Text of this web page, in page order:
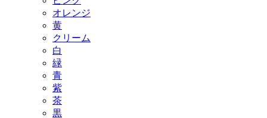
オレンジ
黄
クリーム
白
緑
青
紫
茶
黒